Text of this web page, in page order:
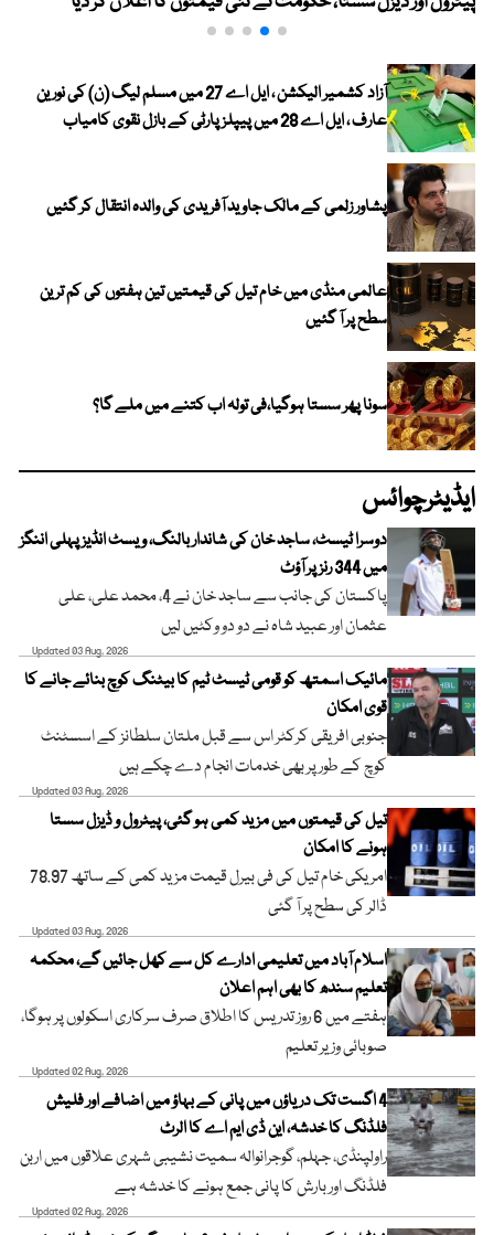
آزاد کشمیر الیکشن ، ایل اے 27 میں مسلم لیگ (ن) کی نورین
عارف ، ایل اے 28 میں پیپلز پارٹی کے بازل نقوی کامیاب
پشاور زلمی کے مالک جاوید آفریدی کی والدہ انتقال کر گئیں
عالمی منڈی میں خام تیل کی قیمتیں تین ہفتوں کی کم ترین
سطح پر آ گئیں
سونا پھر سستا ہوگیا،فی تولہ اب کتنے میں ملے گا؟
ایڈیٹرچوائس
دوسرا ٹیسٹ، ساجد خان کی شاندار بالنگ، ویسٹ انڈیز پہلی اننگز
میں 344 رنز پر آؤٹ
پاکستان کی جانب سے ساجد خان نے 4، محمد علی، علی
عثمان اور عبید شاہ نے دو دو وکٹیں لیں
Updated 03 Aug, 2026
مائیک اسمتھ کو قومی ٹیسٹ ٹیم کا بیٹنگ کوچ بنائے جانے کا
قوی امکان
جنوبی افریقی کرکٹر اس سے قبل ملتان سلطانز کے اسسٹنٹ
کوچ کے طور پر بھی خدمات انجام دے چکے ہیں
Updated 03 Aug, 2026
تیل کی قیمتوں میں مزید کمی ہو گئی، پیٹرول و ڈیزل سستا
ہونے کا امکان
امریکی خام تیل کی فی بیرل قیمت مزید کمی کے ساتھ 78.97
ڈالر کی سطح پر آ گئی
Updated 03 Aug, 2026
اسلام آباد میں تعلیمی ادارے کل سے کھل جائیں گے، محکمہ
تعلیم سندھ کا بھی اہم اعلان
ہفتے میں 6 روز تدریس کا اطلاق صرف سرکاری اسکولوں پر ہوگا،
صوبائی وزیر تعلیم
Updated 02 Aug, 2026
4 اگست تک دریاؤں میں پانی کے بہاؤ میں اضافے اور فلیش
فلڈنگ کا خدشہ، این ڈی ایم اے کا الرٹ
راولپنڈی، جہلم، گوجرانوالہ سمیت نشیبی شہری علاقوں میں اربن
فلڈنگ اور بارش کا پانی جمع ہونے کا خدشہ ہے
Updated 02 Aug, 2026